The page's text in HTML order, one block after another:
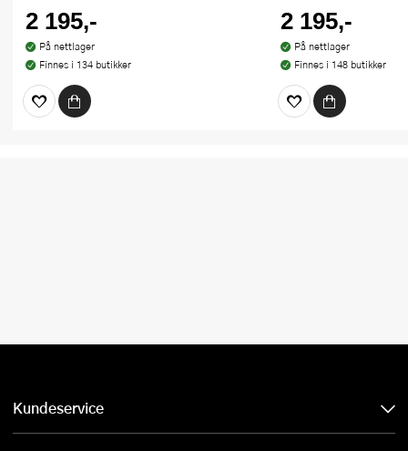
2 195,-
På nettlager
Finnes i 134 butikker
2 195,-
På nettlager
Finnes i 148 butikker
Kundeservice